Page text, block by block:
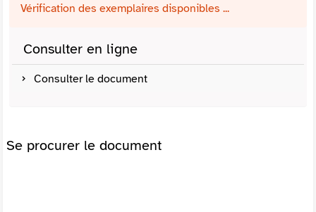
Vérification des exemplaires disponibles ...
Consulter en ligne
Consulter le document
Se procurer le document